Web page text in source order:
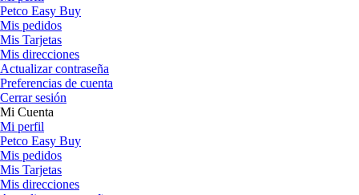
Petco Easy Buy
Mis pedidos
Mis Tarjetas
Mis direcciones
Actualizar contraseña
Preferencias de cuenta
Cerrar sesión
Mi Cuenta
Mi perfil
Petco Easy Buy
Mis pedidos
Mis Tarjetas
Mis direcciones